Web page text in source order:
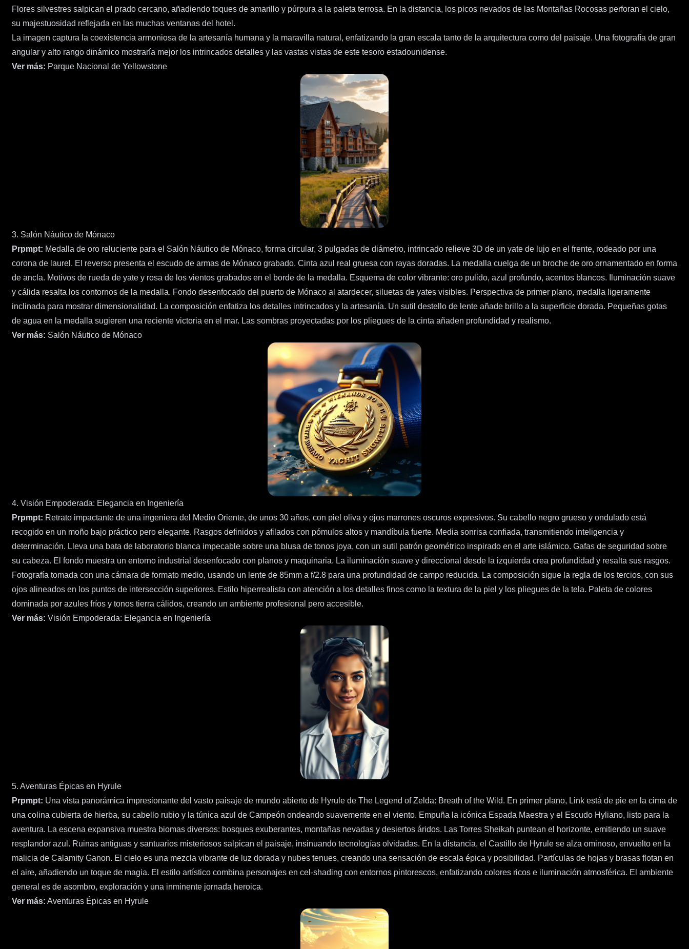
Flores silvestres salpican el prado cercano, añadiendo toques de amarillo y púrpura a la paleta terrosa. En la distancia, los picos nevados de las Montañas Rocosas perforan el cielo,
su majestuosidad reflejada en las muchas ventanas del hotel.
La imagen captura la coexistencia armoniosa de la artesanía humana y la maravilla natural, enfatizando la gran escala tanto de la arquitectura como del paisaje. Una fotografía de gran
angular y alto rango dinámico mostraría mejor los intrincados detalles y las vastas vistas de este tesoro estadounidense.
Ver más: Parque Nacional de Yellowstone
3. Salón Náutico de Mónaco
Prpmpt: Medalla de oro reluciente para el Salón Náutico de Mónaco, forma circular, 3 pulgadas de diámetro, intrincado relieve 3D de un yate de lujo en el frente, rodeado por una
corona de laurel. El reverso presenta el escudo de armas de Mónaco grabado. Cinta azul real gruesa con rayas doradas. La medalla cuelga de un broche de oro ornamentado en forma
de ancla. Motivos de rueda de yate y rosa de los vientos grabados en el borde de la medalla. Esquema de color vibrante: oro pulido, azul profundo, acentos blancos. Iluminación suave
y cálida resalta los contornos de la medalla. Fondo desenfocado del puerto de Mónaco al atardecer, siluetas de yates visibles. Perspectiva de primer plano, medalla ligeramente
inclinada para mostrar dimensionalidad. La composición enfatiza los detalles intrincados y la artesanía. Un sutil destello de lente añade brillo a la superficie dorada. Pequeñas gotas
de agua en la medalla sugieren una reciente victoria en el mar. Las sombras proyectadas por los pliegues de la cinta añaden profundidad y realismo.
Ver más: Salón Náutico de Mónaco
4. Visión Empoderada: Elegancia en Ingeniería
Prpmpt: Retrato impactante de una ingeniera del Medio Oriente, de unos 30 años, con piel oliva y ojos marrones oscuros expresivos. Su cabello negro grueso y ondulado está
recogido en un moño bajo práctico pero elegante. Rasgos definidos y afilados con pómulos altos y mandíbula fuerte. Media sonrisa confiada, transmitiendo inteligencia y
determinación. Lleva una bata de laboratorio blanca impecable sobre una blusa de tonos joya, con un sutil patrón geométrico inspirado en el arte islámico. Gafas de seguridad sobre
su cabeza. El fondo muestra un entorno industrial desenfocado con planos y maquinaria. La iluminación suave y direccional desde la izquierda crea profundidad y resalta sus rasgos.
Fotografía tomada con una cámara de formato medio, usando un lente de 85mm a f/2.8 para una profundidad de campo reducida. La composición sigue la regla de los tercios, con sus
ojos alineados en los puntos de intersección superiores. Estilo hiperrealista con atención a los detalles finos como la textura de la piel y los pliegues de la tela. Paleta de colores
dominada por azules fríos y tonos tierra cálidos, creando un ambiente profesional pero accesible.
Ver más: Visión Empoderada: Elegancia en Ingeniería
5. Aventuras Épicas en Hyrule
Prpmpt: Una vista panorámica impresionante del vasto paisaje de mundo abierto de Hyrule de The Legend of Zelda: Breath of the Wild. En primer plano, Link está de pie en la cima de
una colina cubierta de hierba, su cabello rubio y la túnica azul de Campeón ondeando suavemente en el viento. Empuña la icónica Espada Maestra y el Escudo Hyliano, listo para la
aventura. La escena expansiva muestra biomas diversos: bosques exuberantes, montañas nevadas y desiertos áridos. Las Torres Sheikah puntean el horizonte, emitiendo un suave
resplandor azul. Ruinas antiguas y santuarios misteriosos salpican el paisaje, insinuando tecnologías olvidadas. En la distancia, el Castillo de Hyrule se alza ominoso, envuelto en la
malicia de Calamity Ganon. El cielo es una mezcla vibrante de luz dorada y nubes tenues, creando una sensación de escala épica y posibilidad. Partículas de hojas y brasas flotan en
el aire, añadiendo un toque de magia. El estilo artístico combina personajes en cel-shading con entornos pintorescos, enfatizando colores ricos e iluminación atmosférica. El ambiente
general es de asombro, exploración y una inminente jornada heroica.
Ver más: Aventuras Épicas en Hyrule